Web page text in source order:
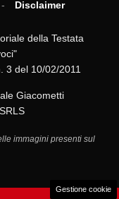
Disclaimer
della Testata
3 del 10/02/2011
Giacometti
immagini presenti sul
Gestione cookie